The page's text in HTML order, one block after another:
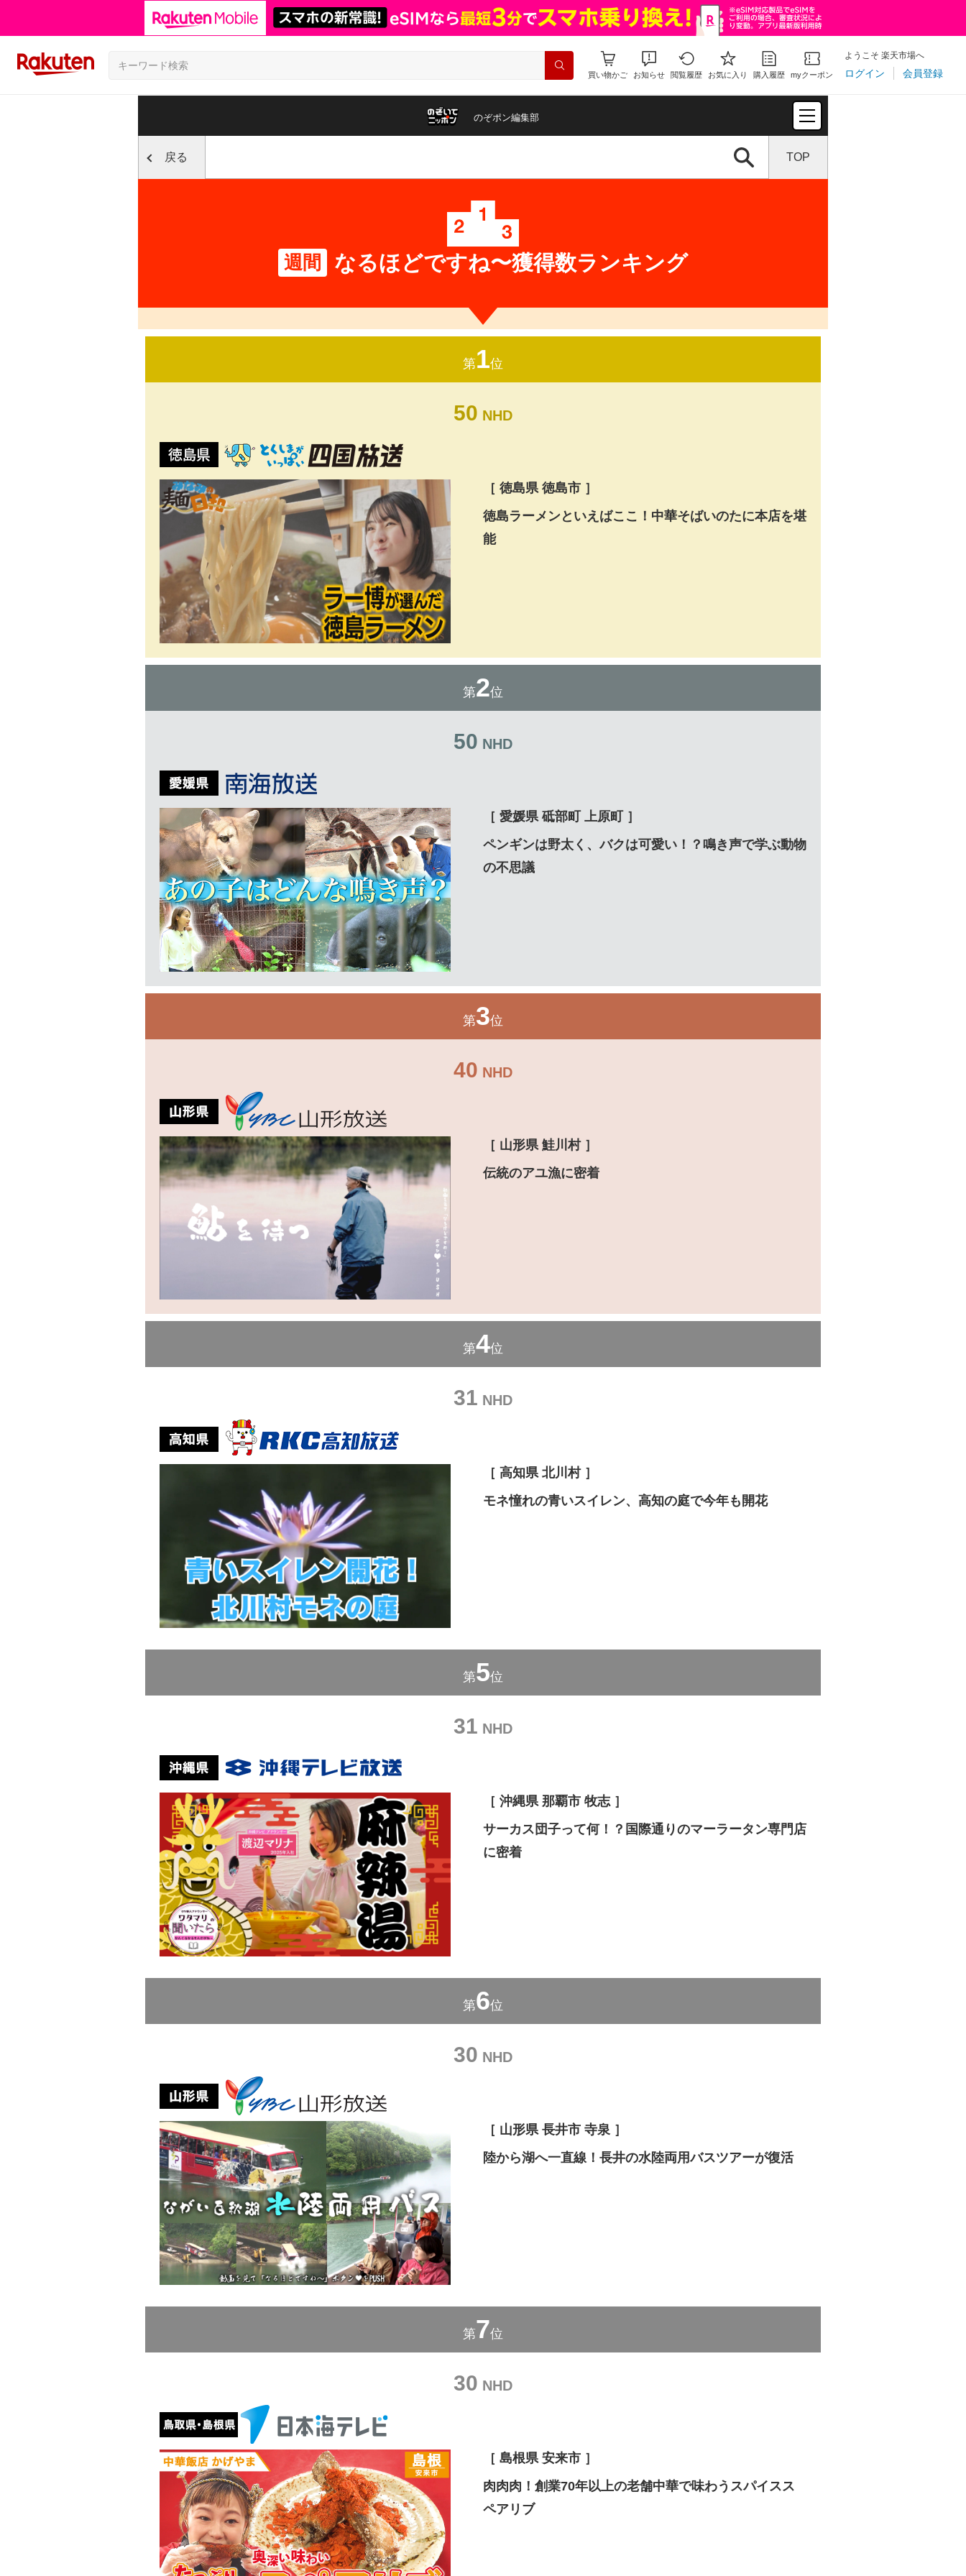
買い物かご お知らせ 閲覧履歴 お気に入り 購入履歴 myクーポン
ようこそ 楽天市場へ
ログイン 会員登録
のぞポン編集部
戻る TOP
週間 なるほどですね〜獲得数ランキング
第1位
50 NHD
［ 徳島県 徳島市 ］
徳島ラーメンといえばここ！中華そばいのたに本店を堪
能
第2位
50 NHD
［ 愛媛県 砥部町 上原町 ］
ペンギンは野太く、バクは可愛い！？鳴き声で学ぶ動物
の不思議
第3位
40 NHD
［ 山形県 鮭川村 ］
伝統のアユ漁に密着
第4位
31 NHD
［ 高知県 北川村 ］
モネ憧れの青いスイレン、高知の庭で今年も開花
第5位
31 NHD
［ 沖縄県 那覇市 牧志 ］
サーカス団子って何！？国際通りのマーラータン専門店
に密着
第6位
30 NHD
［ 山形県 長井市 寺泉 ］
陸から湖へ一直線！長井の水陸両用バスツアーが復活
第7位
30 NHD
［ 島根県 安来市 ］
肉肉肉！創業70年以上の老舗中華で味わうスパイスス
ペアリブ